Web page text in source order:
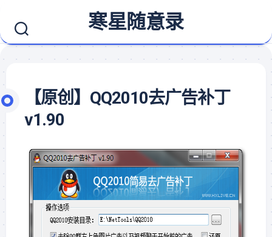
content
寒星随意录
【原创】QQ2010去广告补丁
v1.90